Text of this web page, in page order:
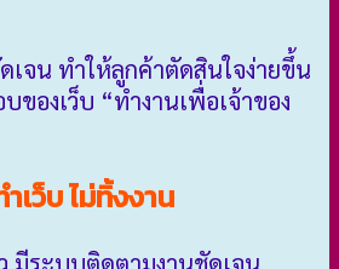
จน ทำให้ลูกค้าตัดสินใจง่ายขึ้น
ของเว็บ “ทำงานเพื่อเจ้าของ
เว็บ ไม่ทิ้งงาน
มีระบบติดตามงานชัดเจน